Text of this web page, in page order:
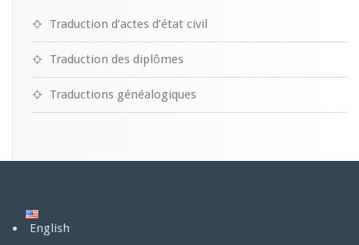
Traduction d’actes d’état civil
Traduction des diplômes
Traductions généalogiques
English